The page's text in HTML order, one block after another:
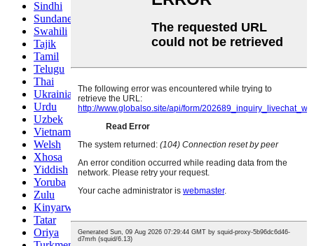
Sindhi
Sundanese
Swahili
Tajik
Tamil
Telugu
Thai
Ukrainian
Urdu
Uzbek
Vietnamese
Welsh
Xhosa
Yiddish
Yoruba
Zulu
Kinyarwanda
Tatar
Oriya